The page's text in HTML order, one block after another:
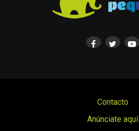
Contacto
Anúnciate aquí